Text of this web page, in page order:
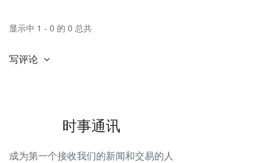
显示中 1 - 0 的 0 总共
写评论
时事通讯
成为第一个接收我们的新闻和交易的人